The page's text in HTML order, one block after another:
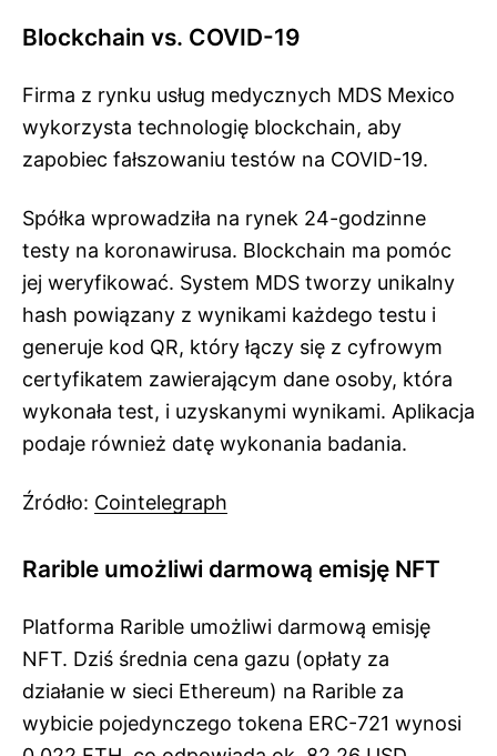
Blockchain vs. COVID-19
Firma z rynku usług medycznych MDS Mexico
wykorzysta technologię blockchain, aby
zapobiec fałszowaniu testów na COVID-19.
Spółka wprowadziła na rynek 24-godzinne
testy na koronawirusa. Blockchain ma pomóc
jej weryfikować. System MDS tworzy unikalny
hash powiązany z wynikami każdego testu i
generuje kod QR, który łączy się z cyfrowym
certyfikatem zawierającym dane osoby, która
wykonała test, i uzyskanymi wynikami. Aplikacja
podaje również datę wykonania badania.
Źródło: Cointelegraph
Rarible umożliwi darmową emisję NFT
Platforma Rarible umożliwi darmową emisję
NFT. Dziś średnia cena gazu (opłaty za
działanie w sieci Ethereum) na Rarible za
wybicie pojedynczego tokena ERC-721 wynosi